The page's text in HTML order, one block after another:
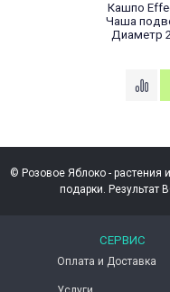
Кашпо
Чаша
Диаметр
© Розовое Яблоко - растения
подарки. Результат
СЕРВИС
Оплата и Доставка